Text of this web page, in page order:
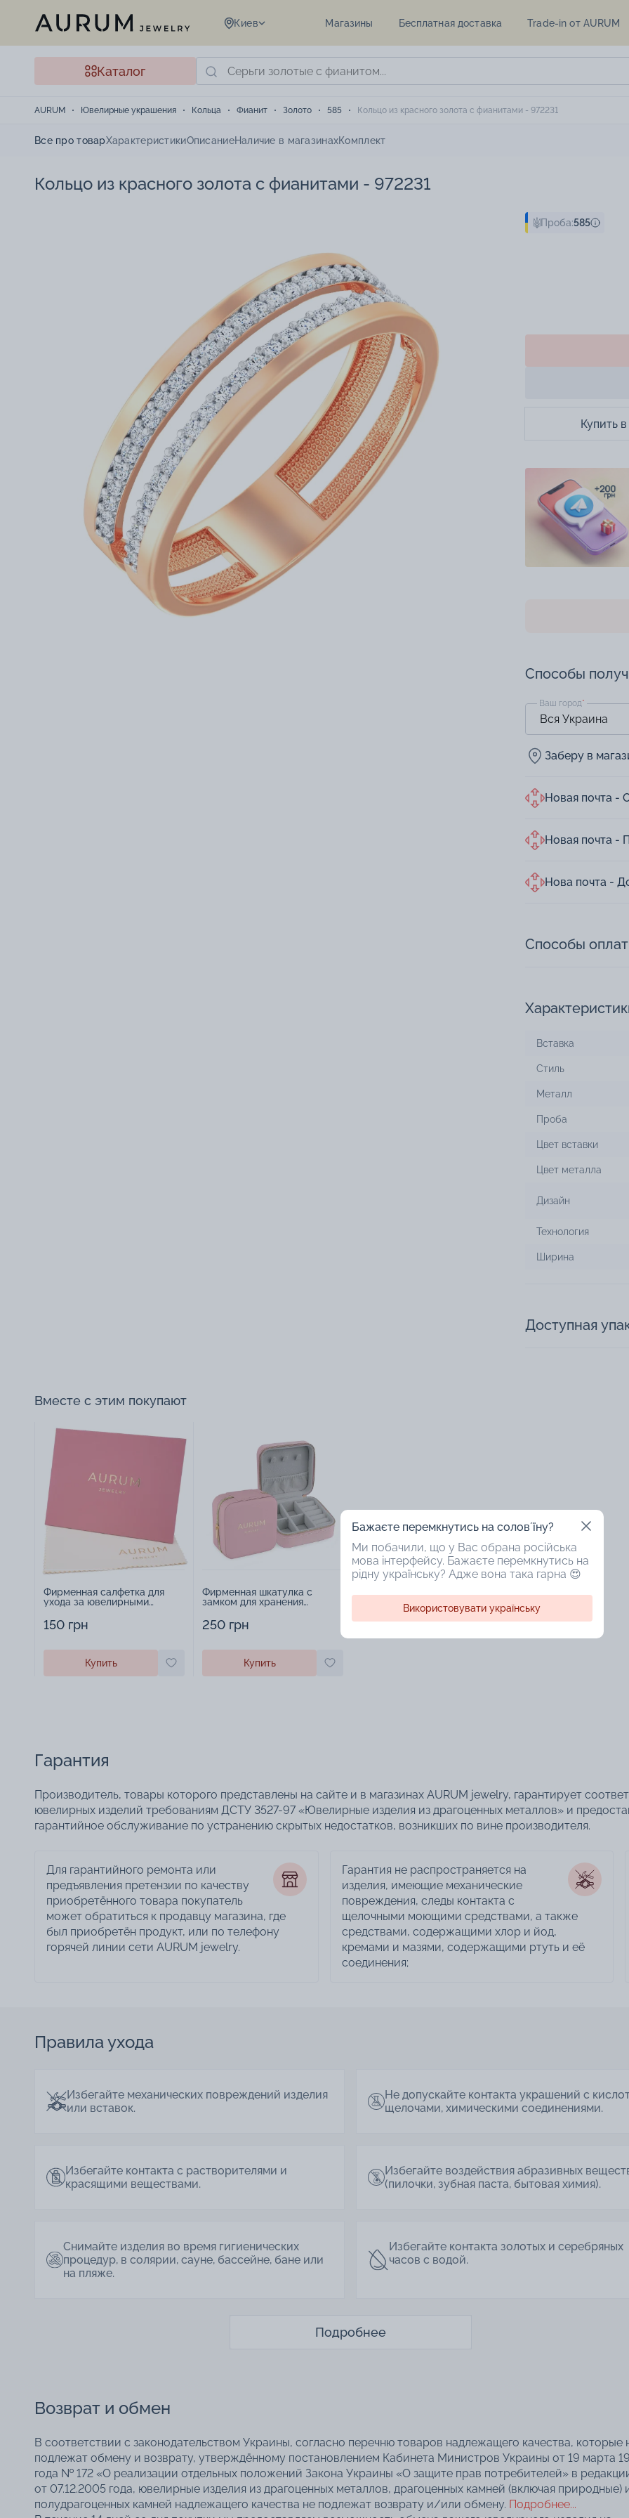
Киев Магазины Бесплатная доставка Trade-in от AURUM
Каталог
AURUM Ювелирные украшения Кольца Фианит Золото 585 Кольцо из красного золота с фианитами - 972231
Все про товарХарактеристикиОписаниеНаличие в магазинахКомплект
Кольцо из красного золота с фианитами - 972231
Проба:585
Купить в
Способы
Ваш город*
Заберу в
Новая почта -
Новая почта -
Нова почта -
Способы
Вставка
Стиль
Металл
Проба
Цвет вставки
Цвет металла
Дизайн
Технология
Ширина
Доступная
Вместе с этим покупают
Фирменная салфетка для
ухода за ювелирными
150 грн
Купить
Фирменная шкатулка с
замком для хранения
250 грн
Купить
Гарантия
Производитель, товары которого представлены на сайте и в магазинах AURUM jewelry, гарантирует
ювелирных изделий требованиям ДСТУ 3527-97 «Ювелирные изделия из драгоценных металлов» и
гарантийное обслуживание по устранению скрытых недостатков, возникших по вине производителя.
Для гарантийного ремонта или
предъявления претензии по качеству
приобретённого товара покупатель
может обратиться к продавцу магазина, где
был приобретён продукт, или по телефону
горячей линии сети AURUM jewelry.
Гарантия не распространяется на
изделия, имеющие механические
повреждения, следы контакта с
щелочными моющими средствами, а также
средствами, содержащими хлор и йод,
кремами и мазями, содержащими ртуть и её
соединения;
Правила ухода
Избегайте механических повреждений изделия
или вставок.
Не допускайте контакта украшений с
щелочами, химическими соединениями.
Избегайте контакта с растворителями и
красящими веществами.
Избегайте воздействия абразивных
(пилочки, зубная паста, бытовая химия).
Снимайте изделия во время гигиенических
процедур, в солярии, сауне, бассейне, бане или
на пляже.
Избегайте контакта золотых и серебряных
часов с водой.
Подробнее
Возврат и обмен
В соответствии с законодательством Украины, согласно перечню товаров надлежащего качества, которые
подлежат обмену и возврату, утверждённому постановлением Кабинета Министров Украины от 19 марта
года № 172 «О реализации отдельных положений Закона Украины «О защите прав потребителей» в
от 07.12.2005 года, ювелирные изделия из драгоценных металлов, драгоценных камней (включая природные)
полудрагоценных камней надлежащего качества не подлежат возврату и/или обмену. Подробнее...
Бажаєте перемкнутись на соловʼїну?
Ми побачили, що у Вас обрана російська
мова інтерфейсу. Бажаєте перемкнутись на
рідну українську? Адже вона така гарна 😍
Використовувати українську